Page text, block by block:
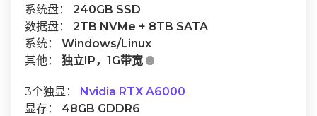
系统盘： 240GB SSD
数据盘： 2TB NVMe + 8TB SATA
系统： Windows/Linux
其他： 独立IP，1G带宽 
3个独显： Nvidia RTX A6000
显存： 48GB GDDR6